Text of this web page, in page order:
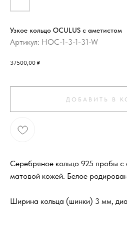
Узкое кольцо OCULUS с аметистом
Артикул: HOC-1-3-1-31-W
37500,00 ₽
ДОБАВИТЬ В
Серебряное кольцо 925 пробы с
матовой кожей. Белое
Ширина кольца (шинки) 3 мм,